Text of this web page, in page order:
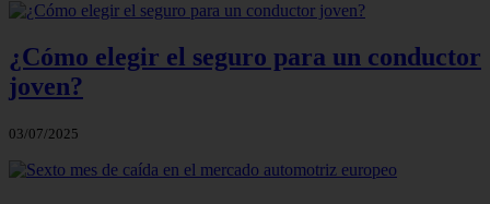
¿Cómo elegir el seguro para un conductor
joven?
03/07/2025